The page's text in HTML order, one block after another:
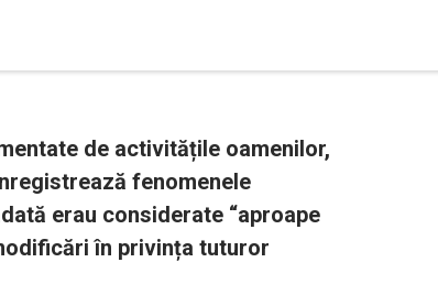
de activitățile oamenilor,
fenomenele
erau considerate “aproape
în privința tuturor